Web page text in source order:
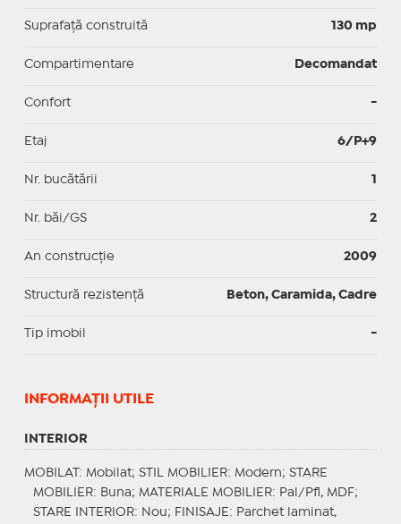
Suprafaţă construită 130 mp
Compartimentare Decomandat
Confort -
Etaj 6/P+9
Nr. bucătării 1
Nr. băi/GS 2
An construcție 2009
Structură rezistență Beton, Caramida, Cadre
Tip imobil -
INFORMAŢII UTILE
INTERIOR
MOBILAT : Mobilat; STIL MOBILIER: Modern; STARE
MOBILIER: Buna; MATERIALE MOBILIER: Pal/Pfl, MDF;
STARE INTERIOR: Nou; FINISAJE : Parchet laminat,